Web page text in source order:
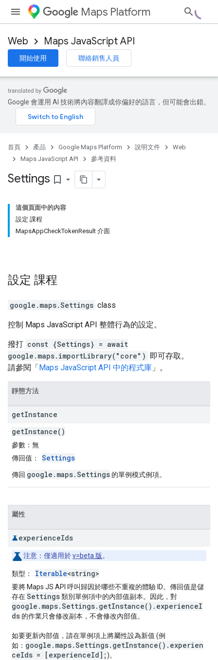
Maps Platform
Web Maps JavaScript API
開始使用 聯絡銷售人員
Google 會運用 AI 技術將內容翻譯成你偏好的語言，但可能會出錯。
首頁 產品 Google Maps Platform 說明文件
Web
Maps JavaScript API
參考資料
Settings bookmark_border
這個頁面中的內容
設定 課程
MapsAppCheckTokenResult 介面
設定 課程
google.maps.Settings class
控制 Maps JavaScript API 整體行為的設定。
撥打 const {Settings} = await
google.maps.importLibrary("core") 即可存取。
請參閱「Maps JavaScript API 中的程式庫 」。
靜態方法
getInstance
getInstance()
參數： 無
傳回值：
Settings
傳回 google.maps.Settings 的單例模式例項。
屬性
experienceIds
注意： 僅適用於v=beta 版。
類型： Iterable<string>
要將 Maps JS API 呼叫歸因於哪些不重複的體驗 ID。傳回值是儲
存在Settings類別單例項中的內部值副本。因此，對
google.maps.Settings.getInstance().experienceI
ds 的作業只會修改副本，不會修改內部值。
如要更新內部值，請在單例項上將屬性設為新值 (例
如： google.maps.Settings.getInstance().experien
ceIds = [experienceId];)。